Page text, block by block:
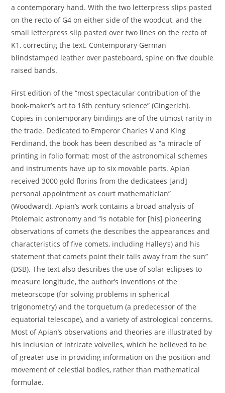
a contemporary hand. With the two letterpress slips pasted
on the recto of G4 on either side of the woodcut, and the
small letterpress slip pasted over two lines on the recto of
K1, correcting the text. Contemporary German
blindstamped leather over pasteboard, spine on five double
raised bands.
First edition of the “most spectacular contribution of the
book-maker’s art to 16th century science” (Gingerich).
Copies in contemporary bindings are of the utmost rarity in
the trade. Dedicated to Emperor Charles V and King
Ferdinand, the book has been described as “a miracle of
printing in folio format: most of the astronomical schemes
and instruments have up to six movable parts. Apian
received 3000 gold florins from the dedicatees [and]
personal appointment as court mathematician”
(Woodward). Apian’s work contains a broad analysis of
Ptolemaic astronomy and “is notable for [his] pioneering
observations of comets (he describes the appearances and
characteristics of five comets, including Halley’s) and his
statement that comets point their tails away from the sun”
(DSB). The text also describes the use of solar eclipses to
measure longitude, the author’s inventions of the
meteorscope (for solving problems in spherical
trigonometry) and the torquetum (a predecessor of the
equatorial telescope), and a variety of astrological concerns.
Most of Apian’s observations and theories are illustrated by
his inclusion of intricate volvelles, which he believed to be
of greater use in providing information on the position and
movement of celestial bodies, rather than mathematical
formulae.